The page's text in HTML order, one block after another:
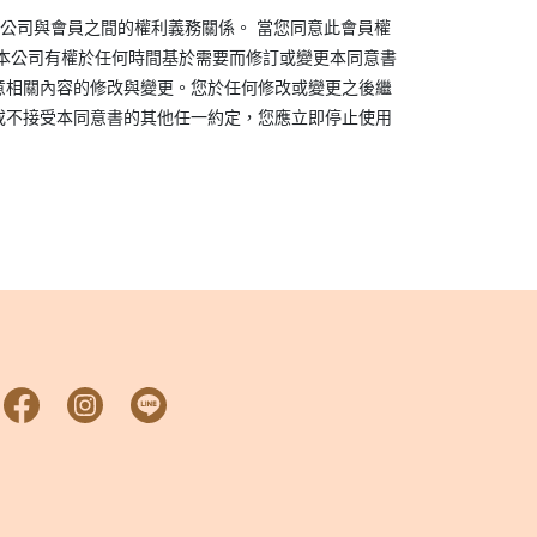
司與會員之間的權利義務關係。 當您同意此會員權
司有權於任何時間基於需要而修訂或變更本同意書
關內容的修改與變更。您於任何修改或變更之後繼
接受本同意書的其他任一約定，您應立即停止使用